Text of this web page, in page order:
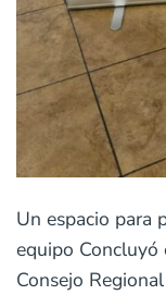
Un espacio para
equipo
Consejo